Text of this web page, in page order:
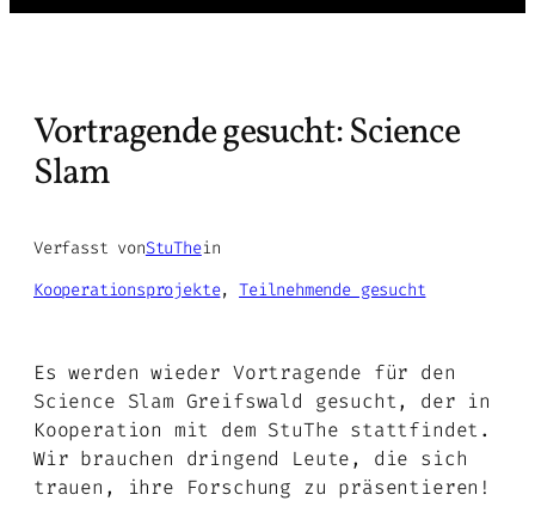
Vortragende gesucht: Science
Slam
Verfasst vonStuThein
Kooperationsprojekte, Teilnehmende gesucht
Es werden wieder Vortragende für den
Science Slam Greifswald gesucht, der in
Kooperation mit dem StuThe stattfindet.
Wir brauchen dringend Leute, die sich
trauen, ihre Forschung zu präsentieren!